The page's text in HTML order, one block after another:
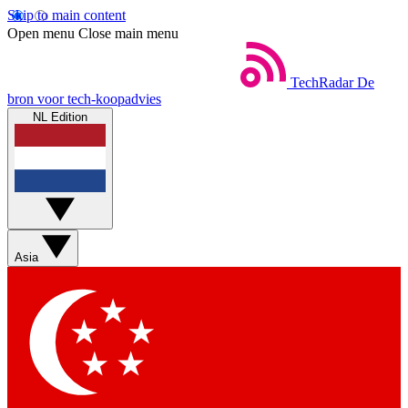
Skip to main content
Open menu Close main menu
TechRadar De
bron voor tech-koopadvies
NL Edition
Asia